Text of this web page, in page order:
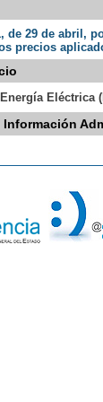
de 29 de abril,
precios
Eléctrica